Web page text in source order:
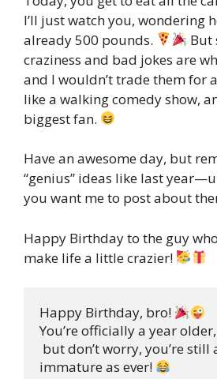
I’ll just watch you, wondering
already 500 pounds.
But
craziness and bad jokes are
and I wouldn’t trade them for
like a walking comedy show,
biggest fan.
Have an awesome day, but
“genius” ideas like last
you want me to post about
Happy Birthday to the guy
make life a little crazier!
Happy Birthday, bro!
You’re officially a year older,
but don’t worry, you’re still
immature as ever!